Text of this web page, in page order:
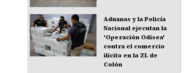
Aduanas y la Policía
Nacional ejecutan la
'Operación Odisea'
contra el comercio
ilícito en la ZL de
Colón